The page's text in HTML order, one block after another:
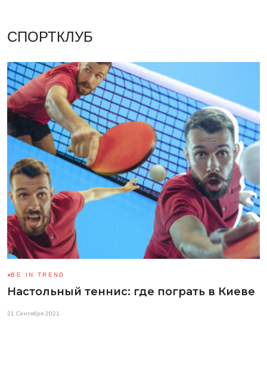
СПОРТКЛУБ
BE IN TREND
Настольный теннис: где пограть в Киеве
21 Сентября 2021